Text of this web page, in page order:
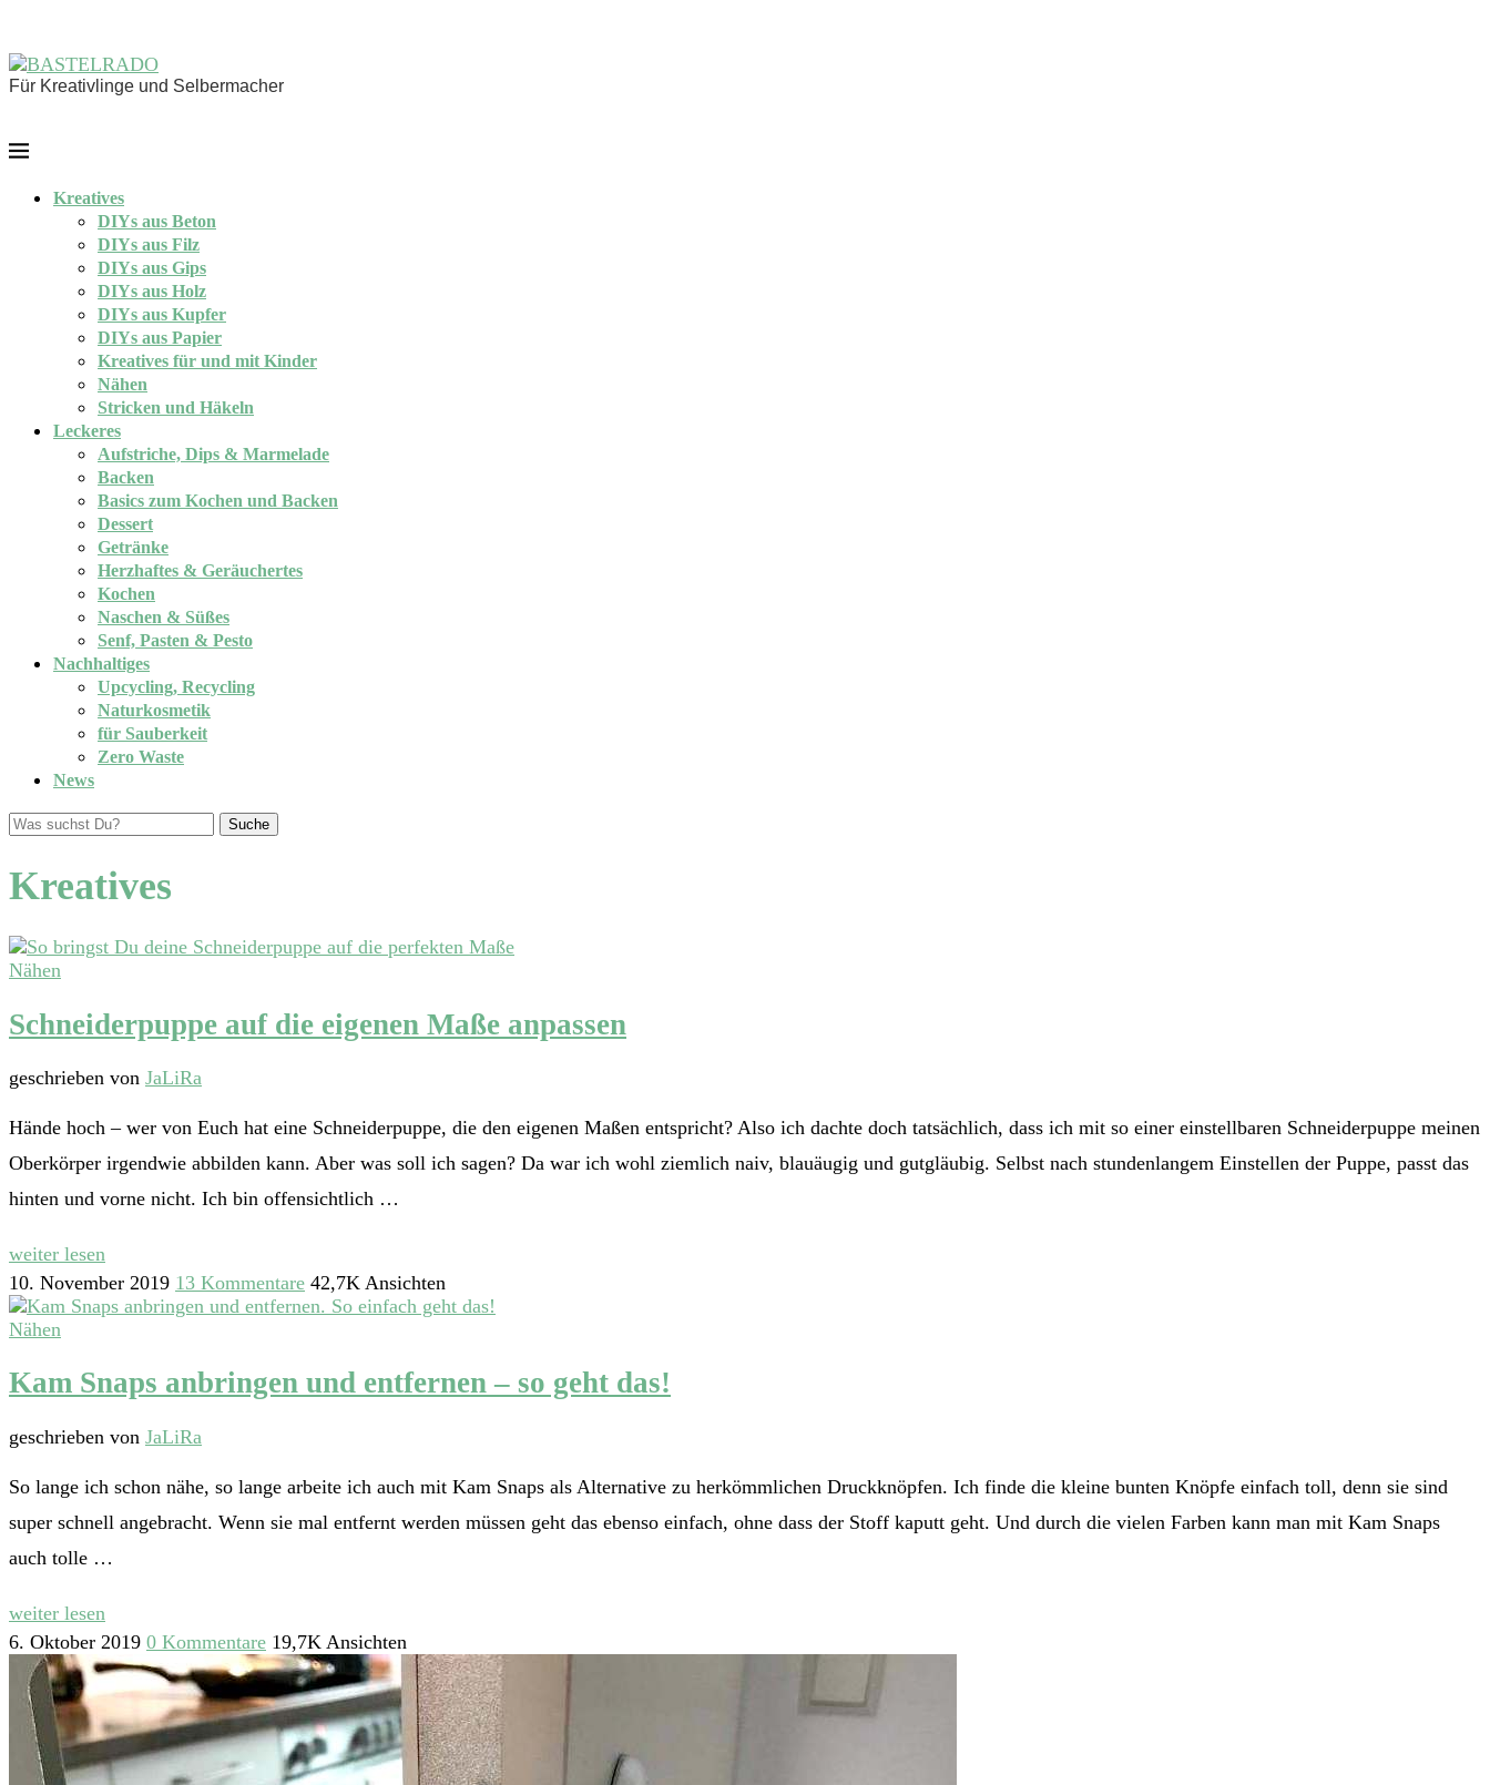
Für Kreativlinge und Selbermacher
Kreatives
DIYs aus Beton
DIYs aus Filz
DIYs aus Gips
DIYs aus Holz
DIYs aus Kupfer
DIYs aus Papier
Kreatives für und mit Kinder
Nähen
Stricken und Häkeln
Leckeres
Aufstriche, Dips & Marmelade
Backen
Basics zum Kochen und Backen
Dessert
Getränke
Herzhaftes & Geräuchertes
Kochen
Naschen & Süßes
Senf, Pasten & Pesto
Nachhaltiges
Upcycling, Recycling
Naturkosmetik
für Sauberkeit
Zero Waste
News
Suche
Kreatives
Nähen
Schneiderpuppe auf die eigenen Maße anpassen
geschrieben von JaLiRa
Hände hoch – wer von Euch hat eine Schneiderpuppe, die den eigenen Maßen entspricht? Also ich dachte doch tatsächlich, dass ich mit so einer einstellbaren Schneiderpuppe meinen
Oberkörper irgendwie abbilden kann. Aber was soll ich sagen? Da war ich wohl ziemlich naiv, blauäugig und gutgläubig. Selbst nach stundenlangem Einstellen der Puppe, passt das
hinten und vorne nicht. Ich bin offensichtlich …
weiter lesen
10. November 2019 13 Kommentare 42,7K Ansichten
Nähen
Kam Snaps anbringen und entfernen – so geht das!
geschrieben von JaLiRa
So lange ich schon nähe, so lange arbeite ich auch mit Kam Snaps als Alternative zu herkömmlichen Druckknöpfen. Ich finde die kleine bunten Knöpfe einfach toll, denn sie sind
super schnell angebracht. Wenn sie mal entfernt werden müssen geht das ebenso einfach, ohne dass der Stoff kaputt geht. Und durch die vielen Farben kann man mit Kam Snaps
auch tolle …
weiter lesen
6. Oktober 2019 0 Kommentare 19,7K Ansichten